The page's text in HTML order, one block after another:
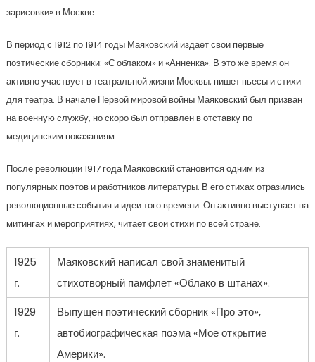
зарисовки» в Москве.
В период с 1912 по 1914 годы Маяковский издает свои первые
поэтические сборники: «С облаком» и «Анненка». В это же время он
активно участвует в театральной жизни Москвы, пишет пьесы и стихи
для театра. В начале Первой мировой войны Маяковский был призван
на военную службу, но скоро был отправлен в отставку по
медицинским показаниям.
После революции 1917 года Маяковский становится одним из
популярных поэтов и работников литературы. В его стихах отразились
революционные события и идеи того времени. Он активно выступает на
митингах и мероприятиях, читает свои стихи по всей стране.
1925
г.
Маяковский написал свой знаменитый
стихотворный памфлет «Облако в штанах».
1929
г.
Выпущен поэтический сборник «Про это»,
автобиографическая поэма «Мое открытие
Америки».